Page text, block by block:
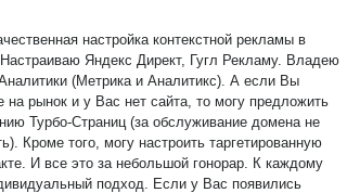
настройка контекстной рекламы в
Настраиваю Яндекс Директ, Гугл Рекламу. Владею
(Метрика и Аналитикс). А если Вы
на рынок и у Вас нет сайта, то могу предложить
Турбо-Страниц (за обслуживание домена не
Кроме того, могу настроить таргетированную
И все это за небольшой гонорар. К каждому
подход. Если у Вас появились